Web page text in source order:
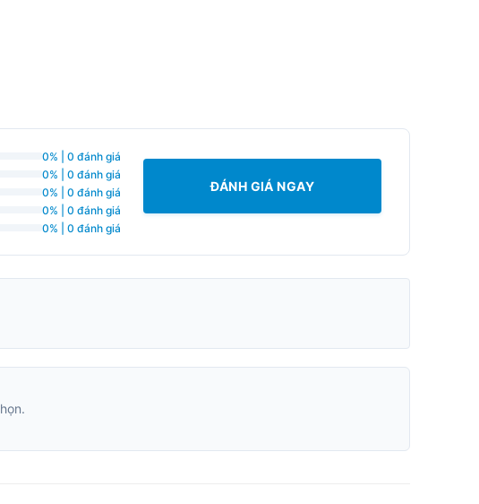
0% | 0 đánh giá
0% | 0 đánh giá
0% | 0 đánh giá
0% | 0 đánh giá
0% | 0 đánh giá
ĐÁNH GIÁ NGAY